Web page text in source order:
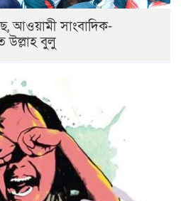
আওয়ামী সাংবাদিক-
উল্লাহ বুলু